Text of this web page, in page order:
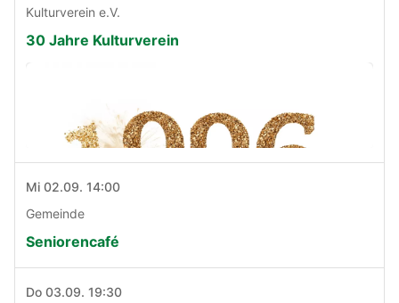
Kulturverein e.V.
30 Jahre Kulturverein
Mi 02.09. 14:00
Gemeinde
Seniorencafé
Do 03.09. 19:30